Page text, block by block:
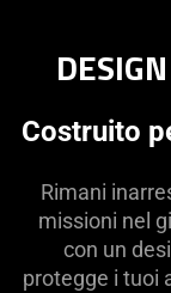
Costruito
Rimani
missioni nel
con un
protegge i tuoi